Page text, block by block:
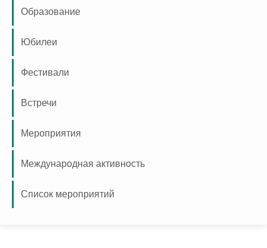
Образование
Юбилеи
Фестивали
Встречи
Мероприятия
Международная активность
Список мероприятий